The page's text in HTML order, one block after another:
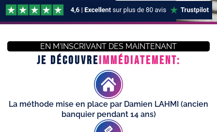
EN M'INSCRIVANT DES MAINTENANT
JE DÉCOUVREIMMÉDIATEMENT:
La méthode mise en place par Damien LAHMI (ancien
banquier pendant 14 ans)